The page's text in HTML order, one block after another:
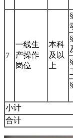
7
一线生
产操作
岗位
本科
及以
上
小计
合计